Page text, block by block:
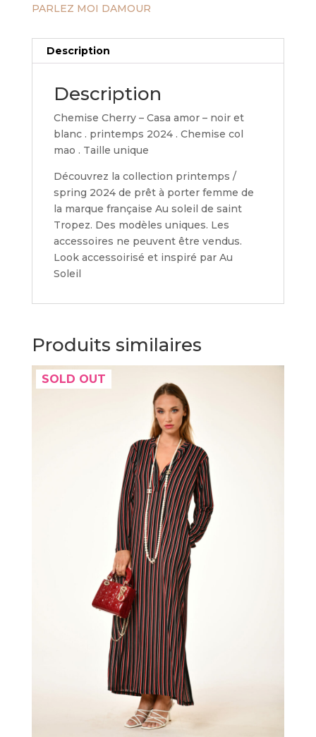
PARLEZ MOI DAMOUR
Description
Description
Chemise Cherry – Casa amor – noir et
blanc . printemps 2024 . Chemise col
mao . Taille unique
Découvrez la collection printemps /
spring 2024 de prêt à porter femme de
la marque française Au soleil de saint
Tropez. Des modèles uniques. Les
accessoires ne peuvent être vendus.
Look accessoirisé et inspiré par Au
Soleil
Produits similaires
SOLD OUT